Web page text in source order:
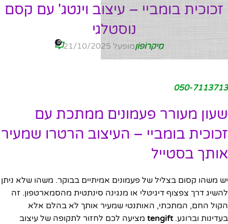
זכוכית בומביי – עיצוב וינטג' עם קסם
נוסטלגי
מִיקרוֹפוֹןמופעל 21/10/2025 0
050-7113713
שעון מעורר פעמונים ממתכת עם
זכוכית בומביי – העיצוב הרטרו שמעיר
אותך בסטייל
יש משהו קסום בצליל של פעמונים אמיתיים בבוקר. משהו שלא ניתן
להשיג דרך צפצוף דיגיטלי או מנגינה סינתטית מהסמארטפון. זה
הקול החם, המתכתי, האותנטי שמעיר אותך לא בהלם אלא
בעדינות וברוגע.tengift מציעה לכם לחזור לתקופה של עיצוב